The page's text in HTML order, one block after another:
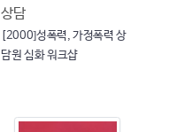
상담
[2000]성폭력, 가정폭력 상
담원 심화 워크샵